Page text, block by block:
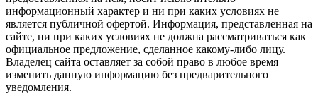
информационный характер и ни при каких условиях не
является публичной офертой. Информация, представленная на
сайте, ни при каких условиях не должна рассматриваться как
официальное предложение, сделанное какому-либо лицу.
Владелец сайта оставляет за собой право в любое время
изменить данную информацию без предварительного
уведомления.